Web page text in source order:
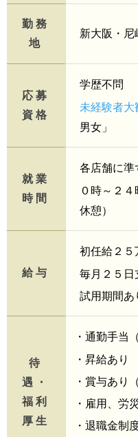
勤務
地
新大阪・尼
応募
資格
学歴不問
未経験者大
男女」
就業
時間
各店舗に準
０時～２
休憩）
給与
初任給２５
毎月２５日
試用期間あ
待
遇・
福利
厚生
・通勤手当
・昇給あり
・賞与あり
・雇用、労
・退職金制